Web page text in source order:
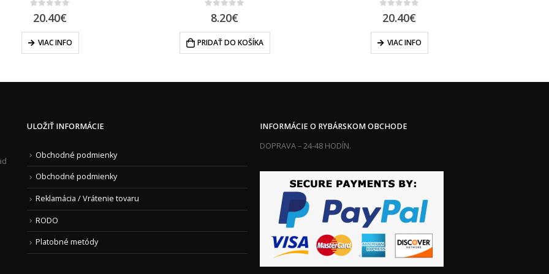
out of 5
20.40€
VIAC INFO
out of 5
8.20€
PRIDAŤ DO KOŠÍKA
out of 5
20.40€
VIAC INFO
ULOŽIŤ INFORMÁCIE
Obchodné podmienky
Obchodné podmienky
Reklamácia / Vrátenie tovaru
RODO
Platobné metódy
INFORMÁCIE O RYBÁRSKOM OBCHODE
DOPRAVA – 24-48 HODÍN.